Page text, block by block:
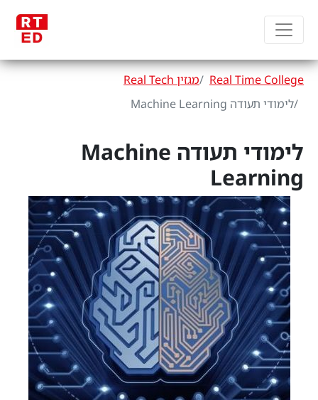
Real Time College
מגזין Real Tech
לימודי תעודה Machine Learning
לימודי תעודה Machine
Learning